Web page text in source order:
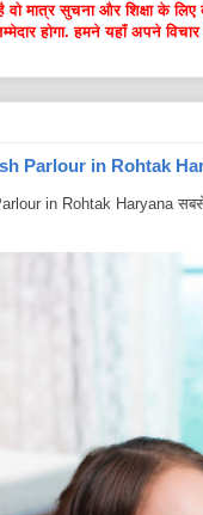
मात्र सुचना और शिक्षा के
होगा. हमने यहाँ अपने
in Rohtak
in Rohtak Haryana सबसे